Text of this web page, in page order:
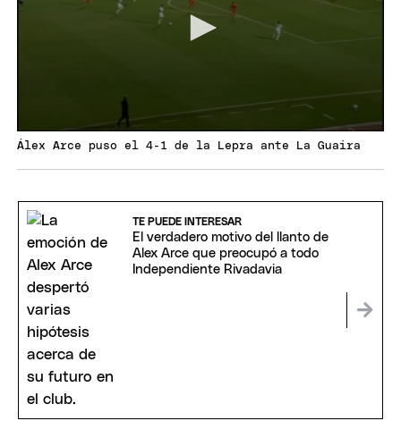
Álex Arce puso el 4-1 de la Lepra ante La Guaira
TE PUEDE INTERESAR
El verdadero motivo del llanto de
Alex Arce que preocupó a todo
Independiente Rivadavia